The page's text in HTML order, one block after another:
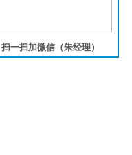
扫一扫加微信（朱经理）